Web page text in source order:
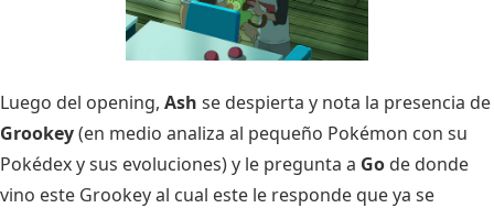
Luego del opening, Ash se despierta y nota la presencia de
Grookey(en medio analiza al pequeño Pokémon con su
Pokédex y sus evoluciones) y le pregunta a Go de donde
vino este Grookey al cual este le responde que ya se